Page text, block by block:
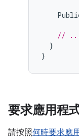
//
}
}
要求應用程
請按照何時要求應